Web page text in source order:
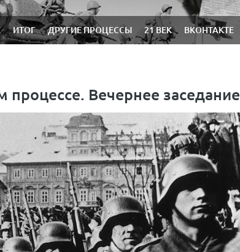
ИТОГ ДРУГИЕ ПРОЦЕССЫ 21 ВЕК ВКОНТАКТЕ
процессе. Вечернее заседание